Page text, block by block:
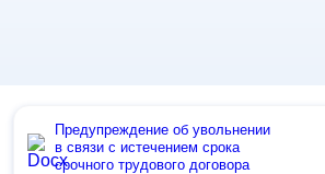
Предупреждение об увольнении
в связи с истечением срока
срочного трудового договора